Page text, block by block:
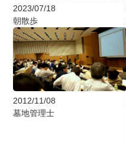
2023/07/18
朝散歩
2012/11/08
墓地管理士